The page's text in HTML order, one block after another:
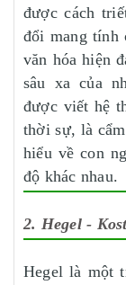
được cách
đổi mang tính
văn hóa hiện
sâu xa của
được viết hệ
thời sự, là
hiểu về con
độ khác nhau.
2. Hegel -
Hegel là một